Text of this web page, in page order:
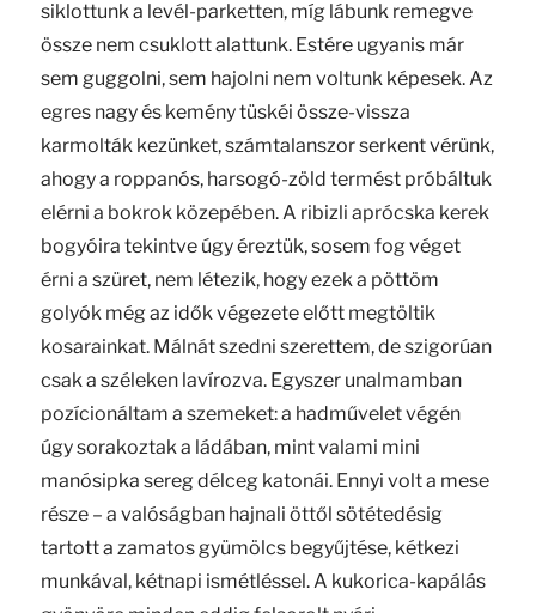
siklottunk a levél-parketten, míg lábunk remegve
össze nem csuklott alattunk. Estére ugyanis már
sem guggolni, sem hajolni nem voltunk képesek. Az
egres nagy és kemény tüskéi össze-vissza
karmolták kezünket, számtalanszor serkent vérünk,
ahogy a roppanós, harsogó-zöld termést próbáltuk
elérni a bokrok közepében. A ribizli aprócska kerek
bogyóira tekintve úgy éreztük, sosem fog véget
érni a szüret, nem létezik, hogy ezek a pöttöm
golyók még az idők végezete előtt megtöltik
kosarainkat. Málnát szedni szerettem, de szigorúan
csak a széleken lavírozva. Egyszer unalmamban
pozícionáltam a szemeket: a hadművelet végén
úgy sorakoztak a ládában, mint valami mini
manósipka sereg délceg katonái. Ennyi volt a mese
része – a valóságban hajnali öttől sötétedésig
tartott a zamatos gyümölcs begyűjtése, kétkezi
munkával, kétnapi ismétléssel. A kukorica-kapálás